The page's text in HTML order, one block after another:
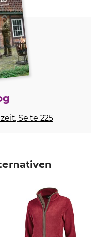
Polyamid
Daunen
Federn
°C Buntwäsche
Atmungsaktivität
Seite 225